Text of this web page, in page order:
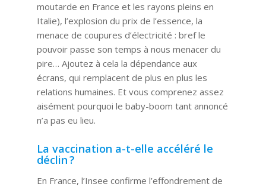
moutarde en France et les rayons pleins en
Italie), l’explosion du prix de l’essence, la
menace de coupures d’électricité : bref le
pouvoir passe son temps à nous menacer du
pire… Ajoutez à cela la dépendance aux
écrans, qui remplacent de plus en plus les
relations humaines. Et vous comprenez assez
aisément pourquoi le baby-boom tant annoncé
n’a pas eu lieu.
La vaccination a-t-elle accéléré le
déclin ?
En France, l’Insee confirme l’effondrement de